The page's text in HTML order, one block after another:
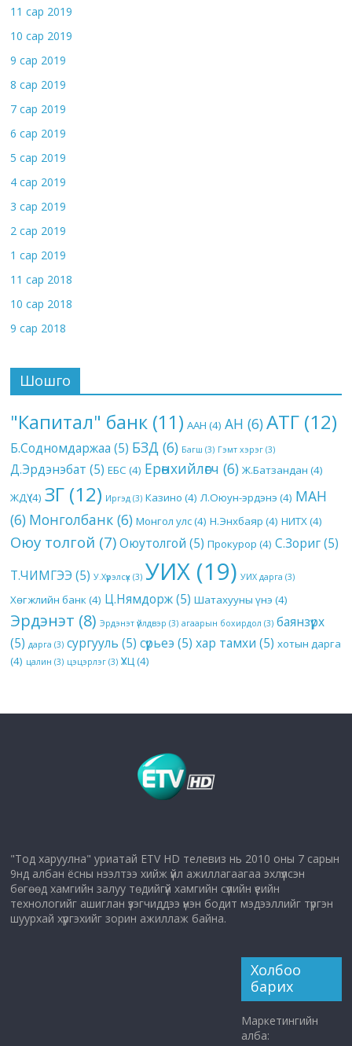
11 сар 2019
10 сар 2019
9 сар 2019
8 сар 2019
7 сар 2019
6 сар 2019
5 сар 2019
4 сар 2019
3 сар 2019
2 сар 2019
1 сар 2019
11 сар 2018
10 сар 2018
9 сар 2018
Шошго
"Капитал" банк (11) ААН (4) АН (6)АТГ (12)
Б.Содномдаржаа (5) БЗД (6) Багш (3) Гэмт хэрэг (3)
Д.Эрдэнэбат (5) ЕБС (4) Ерөнхийлөгч (6) Ж.Батзандан (4)
ЖДҮ(4) ЗГ (12) Иргэд (3) Казино (4) Л.Оюун-эрдэнэ (4) МАН
(6) Монголбанк (6) Монгол улс(4) Н.Энхбаяр (4) НИТХ(4)
Оюу толгой (7) Оюутолгой (5) Прокурор (4) С.Зориг(5)
Т.ЧИМГЭЭ (5) У.Хүрэлсүх (3) УИХ (19) УИХ дарга (3)
Хөгжлийн банк(4) Ц.Нямдорж(5) Шатахууны үнэ (4)
Эрдэнэт (8) Эрдэнэт үйлдвэр (3) агаарын бохирдол (3) баянзүрх
(5) дарга (3) сургууль (5) сүрьеэ (5) хар тамхи (5) хотын дарга
(4) цалин (3) цэцэрлэг (3) ҮХЦ(4)
"Тод харуулна" уриатай ETV HD телевиз нь 2010 оны 7 сарын
9нд албан ёсны нээлтээ хийж үйл ажиллагаагаа эхлүүлсэн
бөгөөд хамгийн залуу төдийгүй хамгийн сүүлийн үеийн
технологийг ашиглан үзэгчиддээ үнэн бодит мэдээллийг түргэн
шуурхай хүргэхийг зорин ажиллаж байна.
Холбоо
барих
Маркетингийн
алба: